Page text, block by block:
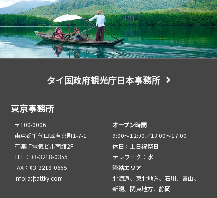
タイ国政府観光庁日本事務所
東京事務所
〒100-0006
東京都千代田区有楽町1-7-1
有楽町電気ビル南館2F
TEL：03-3218-0355
FAX：03-3218-0655
info[at]tattky.com
オープン時間
9:00～12:00／13:00～17:00
休日：土日祝祭日
テレワーク：水
管轄エリア
北海道、東北地方、石川、富山、
新潟、関東地方、静岡